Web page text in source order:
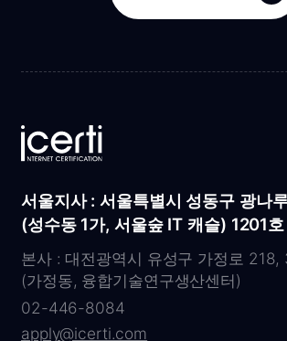
서울지사 : 서울특별시 성동구 광나
(성수동 1가, 서울숲 IT 캐슬) 1201호
본사 : 대전광역시 유성구 가정로
(가정동, 융합기술연구생산센터)
02-446-8084
apply@icerti.com